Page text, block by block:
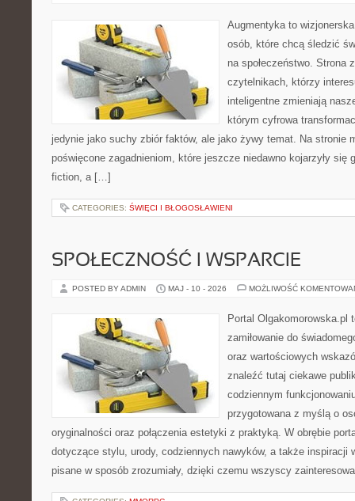
Augmentyka to
osób, które chcą śledzić
na społeczeństwo. Strona
czytelnikach, którzy
inteligentne zmieniają
którym cyfrowa
jedynie jako suchy zbiór faktów, ale jako żywy temat. Na stronie
poświęcone zagadnieniom, które jeszcze niedawno kojarzyły się
fiction, a […]
CATEGORIES: ŚWIĘCI I BŁOGOSŁAWIENI
SPOŁECZNOŚĆ I WSPARCIE
POSTED BY ADMIN MAJ - 10 - 2026 MOŻLIWOŚĆ
Portal Olgakomorowska.pl
zamiłowanie do
oraz wartościowych
znaleźć tutaj ciekawe
codziennym
przygotowana z myślą o
oryginalności oraz połączenia estetyki z praktyką. W obrębie
dotyczące stylu, urody, codziennych nawyków, a także inspiracji
pisane w sposób zrozumiały, dzięki czemu wszyscy